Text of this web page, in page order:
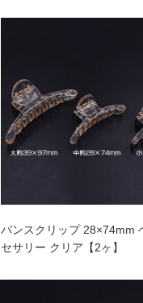
バンスクリップ 28×74mm
セサリー クリア【2ヶ】